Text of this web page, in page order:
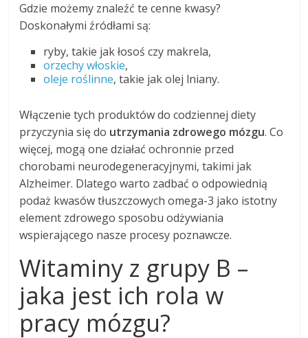
Gdzie możemy znaleźć te cenne kwasy?
Doskonałymi źródłami są:
ryby, takie jak łosoś czy makrela,
orzechy włoskie,
oleje roślinne, takie jak olej lniany.
Włączenie tych produktów do codziennej diety
przyczynia się do utrzymania zdrowego mózgu. Co
więcej, mogą one działać ochronnie przed
chorobami neurodegeneracyjnymi, takimi jak
Alzheimer. Dlatego warto zadbać o odpowiednią
podaż kwasów tłuszczowych omega-3 jako istotny
element zdrowego sposobu odżywiania
wspierającego nasze procesy poznawcze.
Witaminy z grupy B –
jaka jest ich rola w
pracy mózgu?